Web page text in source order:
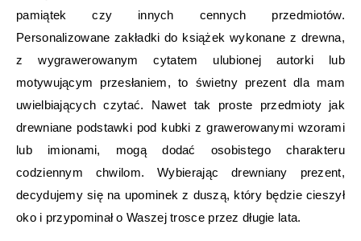
pamiątek czy innych cennych przedmiotów.
Personalizowane zakładki do książek wykonane z drewna,
z wygrawerowanym cytatem ulubionej autorki lub
motywującym przesłaniem, to świetny prezent dla mam
uwielbiających czytać. Nawet tak proste przedmioty jak
drewniane podstawki pod kubki z grawerowanymi wzorami
lub imionami, mogą dodać osobistego charakteru
codziennym chwilom. Wybierając drewniany prezent,
decydujemy się na upominek z duszą, który będzie cieszył
oko i przypominał o Waszej trosce przez długie lata.